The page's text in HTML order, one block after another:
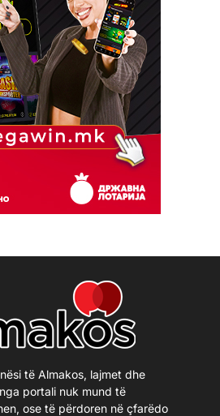
të Almakos, lajmet dhe
portali nuk mund të
ose të përdoren në çfarëdo